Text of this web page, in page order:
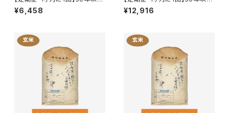
無農薬の分づき米 4.65〜4.85
kg（玄米時5kg）
¥6,458
無農薬の分づき米 9.3〜9.7kg
（玄米時10kg）
¥12,916